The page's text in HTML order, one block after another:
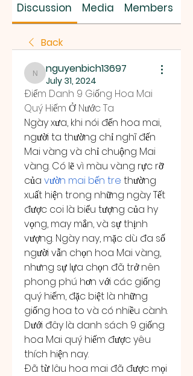
Discussion Media Members
Back
nguyenbich13697
nguyenbich13697
July 31, 2024
Điểm Danh 9 Giống Hoa Mai
Quý Hiếm Ở Nước Ta
Ngày xưa, khi nói đến hoa mai,
người ta thường chỉ nghĩ đến
Mai vàng và chỉ chuộng Mai
vàng. Có lẽ vì màu vàng rực rỡ
của vườn mai bến tre thường
xuất hiện trong những ngày Tết
được coi là biểu tượng của hy
vọng, may mắn, và sự thịnh
vượng. Ngày nay, mặc dù đa số
người vẫn chọn hoa Mai vàng,
nhưng sự lựa chọn đã trở nên
phong phú hơn với các giống
quý hiếm, đặc biệt là những
giống hoa to và có nhiều cành.
Dưới đây là danh sách 9 giống
hoa Mai quý hiếm được yêu
thích hiện nay.
Đã từ lâu hoa mai đã được mọi